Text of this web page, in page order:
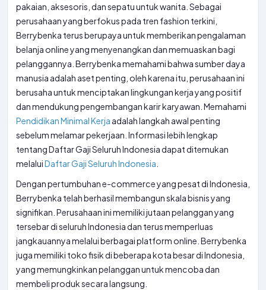
pakaian, aksesoris, dan sepatu untuk wanita. Sebagai
perusahaan yang berfokus pada tren fashion terkini,
Berrybenka terus berupaya untuk memberikan pengalaman
belanja online yang menyenangkan dan memuaskan bagi
pelanggannya. Berrybenka memahami bahwa sumber daya
manusia adalah aset penting, oleh karena itu, perusahaan ini
berusaha untuk menciptakan lingkungan kerja yang positif
dan mendukung pengembangan karir karyawan. Memahami
Pendidikan Minimal Kerja adalah langkah awal penting
sebelum melamar pekerjaan. Informasi lebih lengkap
tentang Daftar Gaji Seluruh Indonesia dapat ditemukan
melaluiDaftar Gaji Seluruh Indonesia
Dengan pertumbuhan e-commerce yang pesat di Indonesia,
Berrybenka telah berhasil membangun skala bisnis yang
signifikan. Perusahaan ini memiliki jutaan pelanggan yang
tersebar di seluruh Indonesia dan terus memperluas
jangkauannya melalui berbagai platform online. Berrybenka
juga memiliki toko fisik di beberapa kota besar di Indonesia,
yang memungkinkan pelanggan untuk mencoba dan
membeli produk secara langsung.